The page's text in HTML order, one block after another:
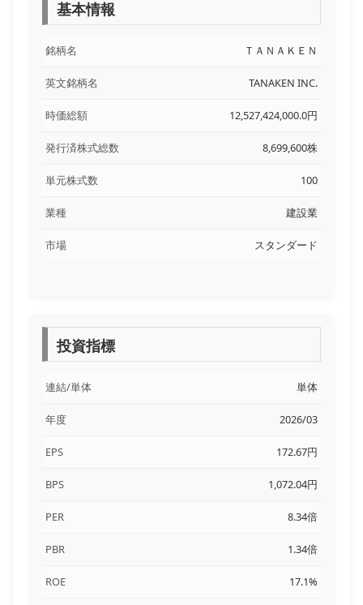
基本情報
銘柄名 ＴＡＮＡＫＥＮ
英文銘柄名 TANAKEN INC.
時価総額 12,527,424,000.0円
発行済株式総数 8,699,600株
単元株式数 100
業種 建設業
市場 スタンダード
投資指標
連結/単体 単体
年度 2026/03
EPS 172.67円
BPS 1,072.04円
PER 8.34倍
PBR 1.34倍
ROE 17.1%